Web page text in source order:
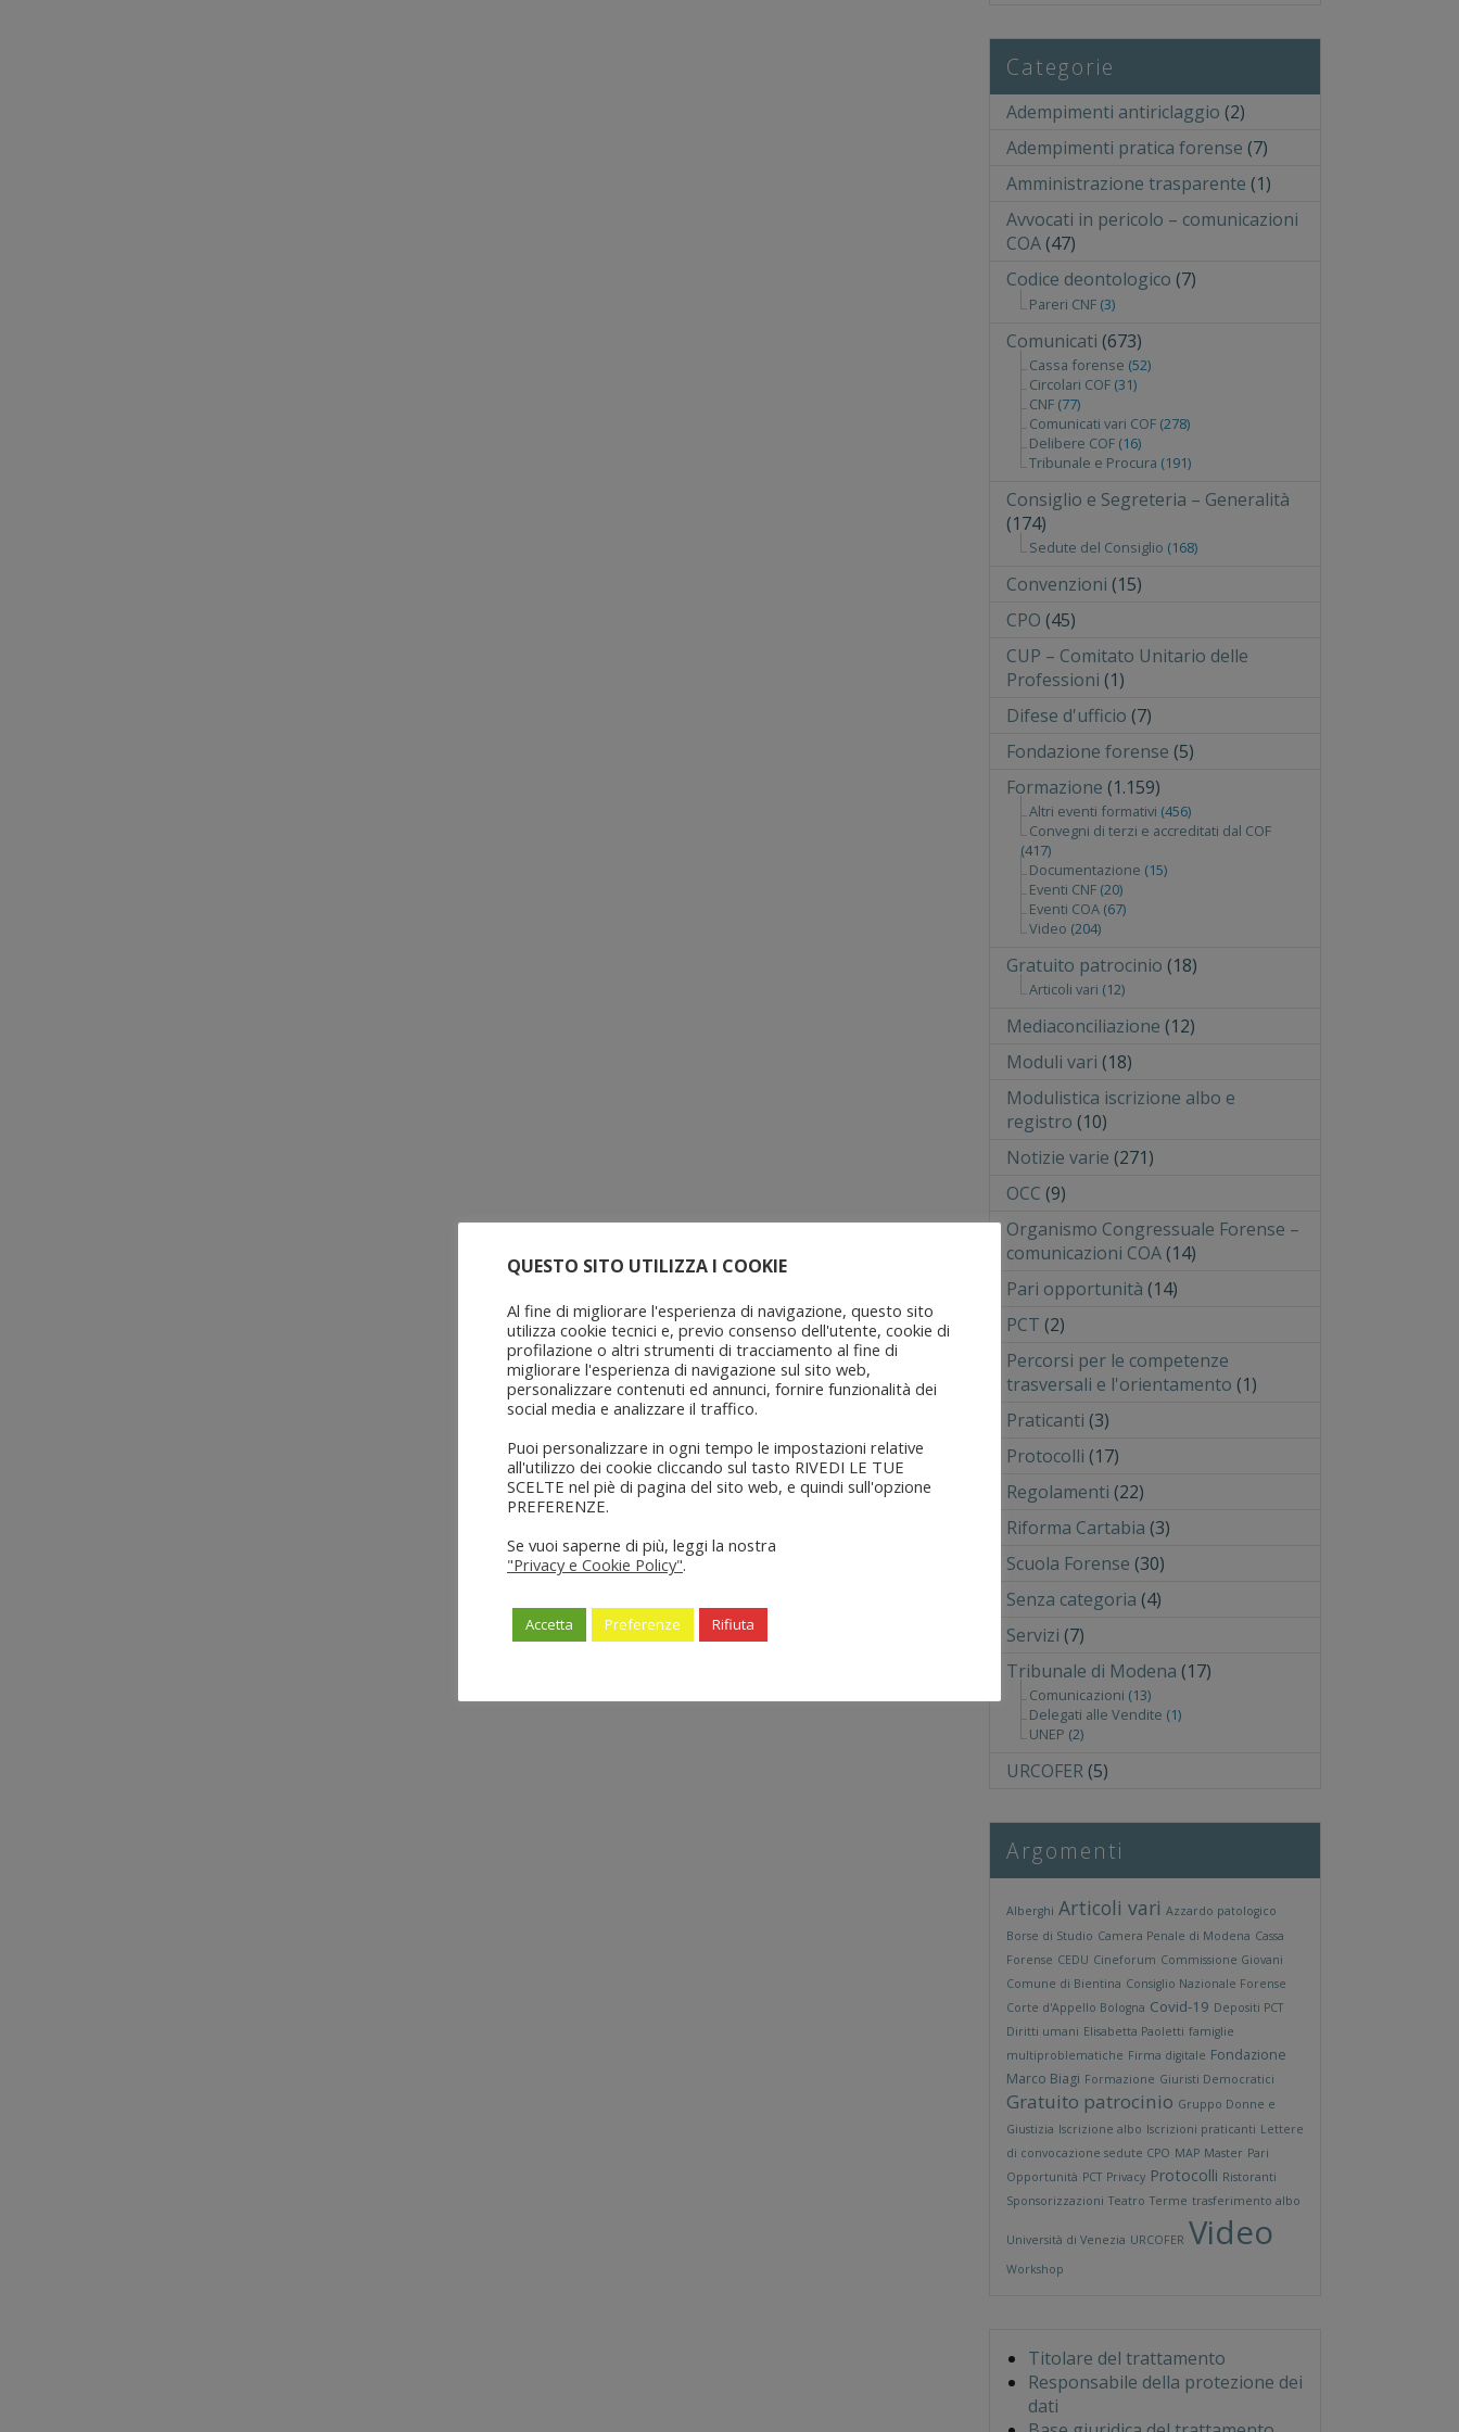
Categorie
Adempimenti antiriclaggio (2)
Adempimenti pratica forense (7)
Amministrazione trasparente (1)
Avvocati in pericolo – comunicazioni
COA(47)
Codice deontologico (7)
Pareri CNF (3)
Comunicati (673)
Cassa forense (52)
Circolari COF (31)
CNF (77)
Comunicati vari COF (278)
Delibere COF (16)
Tribunale e Procura (191)
Consiglio e Segreteria – Generalità
(174)
Sedute del Consiglio (168)
Convenzioni (15)
CPO (45)
CUP – Comitato Unitario delle
Professioni (1)
Difese d'ufficio (7)
Fondazione forense (5)
Formazione (1.159)
Altri eventi formativi (456)
Convegni di terzi e accreditati dal COF
(417)
Documentazione (15)
Eventi CNF (20)
Eventi COA (67)
Video (204)
Gratuito patrocinio (18)
Articoli vari (12)
Mediaconciliazione (12)
Moduli vari (18)
Modulistica iscrizione albo e
registro (10)
Notizie varie (271)
OCC (9)
Organismo Congressuale Forense –
comunicazioni COA(14)
Pari opportunità (14)
PCT (2)
Percorsi per le competenze
trasversali e l'orientamento (1)
Praticanti (3)
Protocolli (17)
Regolamenti (22)
Riforma Cartabia (3)
Scuola Forense (30)
Senza categoria (4)
Servizi (7)
Tribunale di Modena (17)
Comunicazioni (13)
Delegati alle Vendite (1)
UNEP (2)
URCOFER(5)
Argomenti
Alberghi Articoli vari Azzardo patologico
Borse di Studio Camera Penale di Modena Cassa
Forense CEDU Cineforum Commissione Giovani
Comune di Bientina Consiglio Nazionale Forense
Corte d'Appello Bologna Covid-19 Depositi PCT
Diritti umani Elisabetta Paoletti famiglie
multiproblematiche Firma digitale Fondazione
Marco Biagi Formazione Giuristi Democratici
Gratuito patrocinio Gruppo Donne e
Giustizia Iscrizione albo Iscrizioni praticanti Lettere
di convocazione sedute CPO MAP Master Pari
Opportunità PCT Privacy Protocolli Ristoranti
Sponsorizzazioni Teatro Terme trasferimento albo
Università di Venezia URCOFER Video
Workshop
Titolare del trattamento
Responsabile della protezione dei
dati
QUESTO SITO UTILIZZA I COOKIE
Al fine di migliorare l'esperienza di navigazione, questo sito
utilizza cookie tecnici e, previo consenso dell'utente, cookie di
profilazione o altri strumenti di tracciamento al fine di
migliorare l'esperienza di navigazione sul sito web,
personalizzare contenuti ed annunci, fornire funzionalità dei
social media e analizzare il traffico.
Puoi personalizzare in ogni tempo le impostazioni relative
all'utilizzo dei cookie cliccando sul tasto RIVEDI LE TUE
SCELTE nel piè di pagina del sito web, e quindi sull'opzione
PREFERENZE.
Se vuoi saperne di più, leggi la nostra
"Privacy e Cookie Policy".
Accetta Preferenze Rifiuta